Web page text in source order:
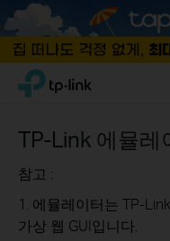
Click
the
navigation
TP-Link, Reliably Smart
TP-Link 에뮬레
참고 :
1. 에뮬레이터는 TP-
가상 웹 GUI입니다.